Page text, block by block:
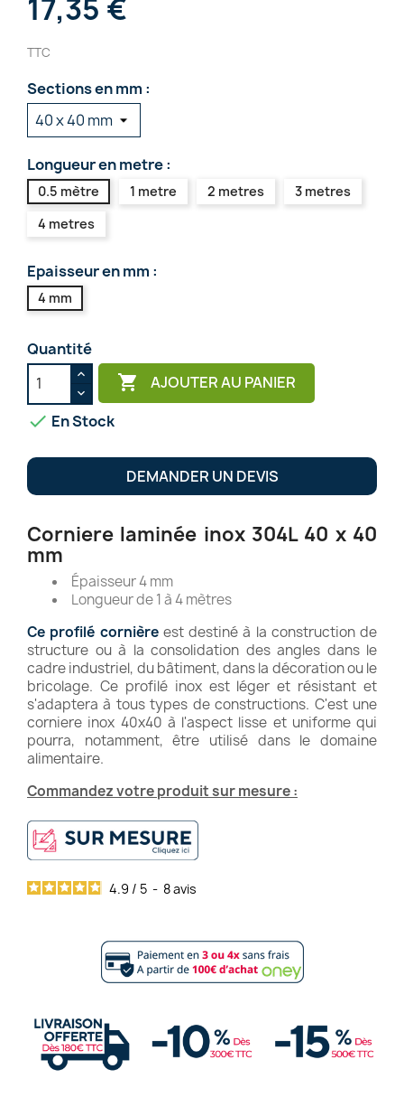
17,35 €
TTC
Sections en mm :
Longueur en metre :
0.5 mètre 1 metre 2 metres
3 metres
4 metres
Epaisseur en mm :
4 mm
Quantité
 AJOUTER AU PANIER
 En Stock
DEMANDER UN DEVIS
Corniere laminée inox 304L 40 x 40
mm
Épaisseur 4 mm
Longueur de 1 à 4 mètres
Ce profilé cornière est destiné à la construction de
structure ou à la consolidation des angles dans le
cadre industriel, du bâtiment, dans la décoration ou le
bricolage. Ce profilé inox est léger et résistant et
s'adaptera à tous types de constructions. C'est une
corniere inox 40x40 à l'aspect lisse et uniforme qui
pourra, notamment, être utilisé dans le domaine
alimentaire.
Commandez votre produit sur mesure :
4.9 / 5 - 8avis